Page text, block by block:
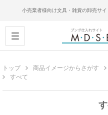
小売業者様向け文具・雑貨の卸売サ
トップ 商品イメージからさがす
すべて